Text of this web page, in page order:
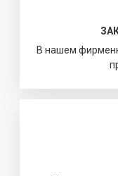
В нашем